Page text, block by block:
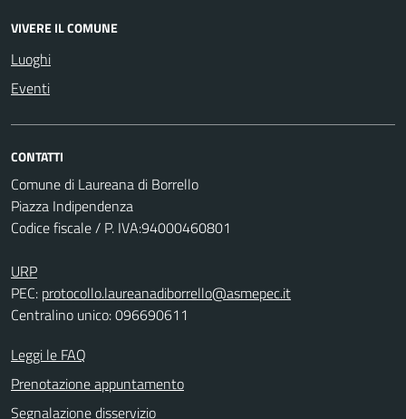
VIVERE IL COMUNE
Luoghi
Eventi
CONTATTI
Comune di Laureana di Borrello
Piazza Indipendenza
Codice fiscale / P. IVA:94000460801
URP
PEC: protocollo.laureanadiborrello@asmepec.it
Centralino unico: 096690611
Leggi le FAQ
Prenotazione appuntamento
Segnalazione disservizio